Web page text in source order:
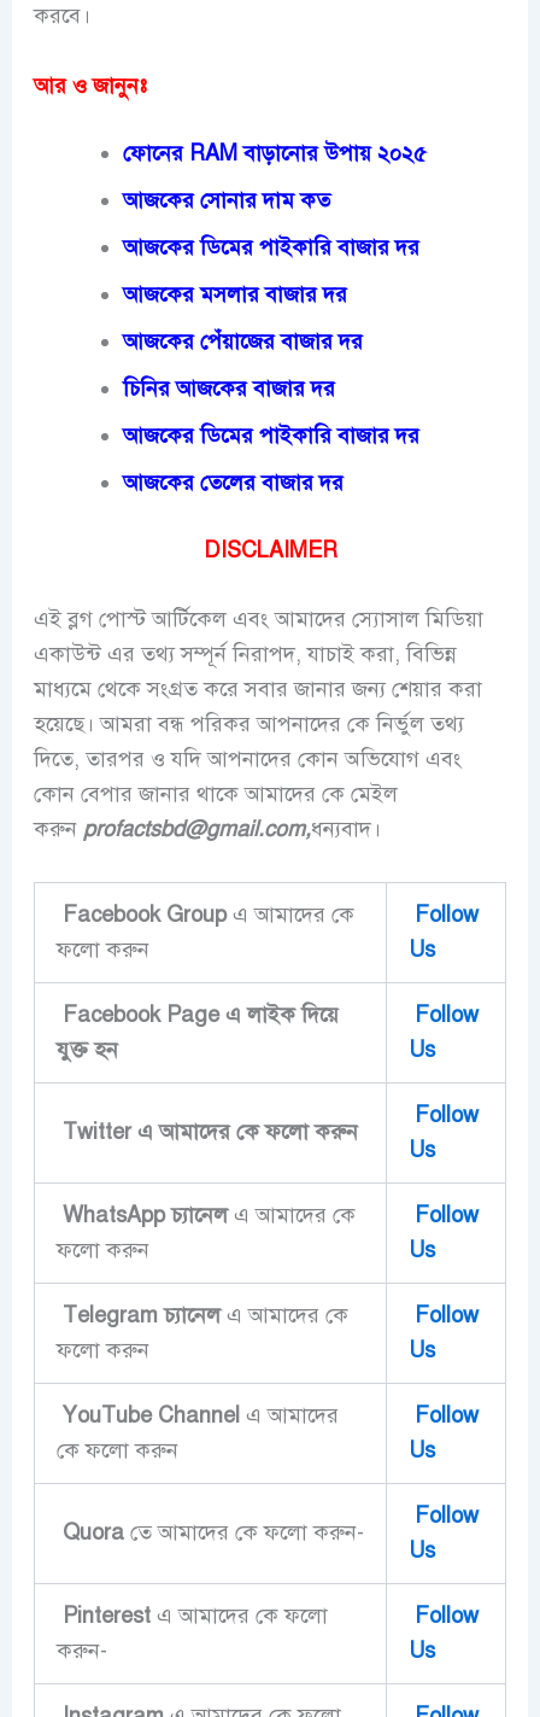
করবে।
আর ও জানুনঃ
ফোনের RAM বাড়ানোর উপায় ২০২৫
আজকের সোনার দাম কত
আজকের ডিমের পাইকারি বাজার দর
আজকের মসলার বাজার দর
আজকের পেঁয়াজের বাজার দর
চিনির আজকের বাজার দর
আজকের ডিমের পাইকারি বাজার দর
আজকের তেলের বাজার দর
DISCLAIMER
এই ব্লগ পোস্ট আর্টিকেল এবং আমাদের স্যোসাল মিডিয়া
একাউন্ট এর তথ্য সম্পূর্ন নিরাপদ, যাচাই করা, বিভিন্ন
মাধ্যমে থেকে সংগ্রত করে সবার জানার জন্য শেয়ার করা
হয়েছে। আমরা বন্ধ পরিকর আপনাদের কে নির্ভুল তথ্য
দিতে, তারপর ও যদি আপনাদের কোন অভিযোগ এবং
কোন বেপার জানার থাকে আমাদের কে মেইল
করুন profactsbd@gmail.com,ধন্যবাদ।
Facebook Groupএ আমাদের কে
ফলো করুন
Follow
Us
Facebook Page এ লাইক দিয়ে
‍যুক্ত হন
Follow
Us
Twitter এ আমাদের কে ফলো করুন
Follow
Us
WhatsApp চ্যানেলএ আমাদের কে
ফলো করুন
Follow
Us
Telegram চ্যানেলএ আমাদের কে
ফলো করুন
Follow
Us
YouTube Channel এ আমাদের
কে ফলো করুন
Follow
Us
Quoraতে আমাদের কে ফলো করুন-
Follow
Us
Pinterestএ আমাদের কে ফলো
করুন-
Follow
Us